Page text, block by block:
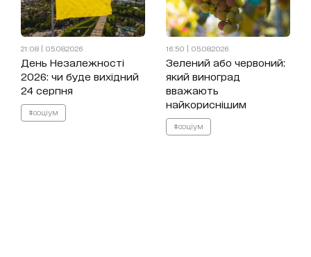
21:08 | 05.08.2026
День Незалежності
2026: чи буде вихідний
24 серпня
#соціум
16:50 | 05.08.2026
Зелений або червоний:
який виноград
вважають
найкориснішим
#соціум